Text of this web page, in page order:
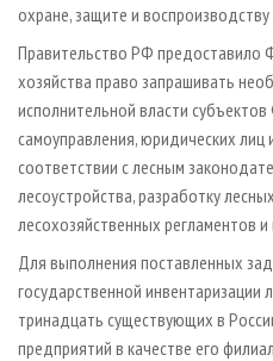
охране, защите и воспроизводству
Правительство РФ предоставило
хозяйства право запрашивать
исполнительной власти
самоуправления, юридических
соответствии с лесным
лесоустройства, разработку
лесохозяйственных регламентов
Для выполнения поставленных
государственной
тринадцать существующих в
предприятий в качестве его